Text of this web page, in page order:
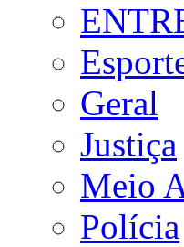
Geral
Justiça
Meio
Polícia